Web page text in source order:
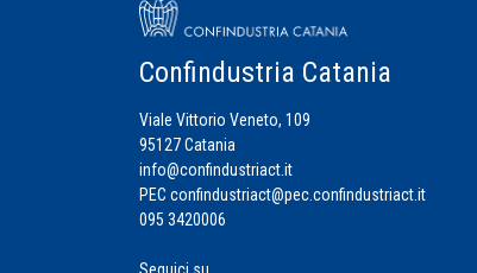
Confindustria Catania
Viale Vittorio Veneto, 109
95127 Catania
info@confindustriact.it
PEC confindustriact@pec.confindustriact.it
095 3420006
Seguici su